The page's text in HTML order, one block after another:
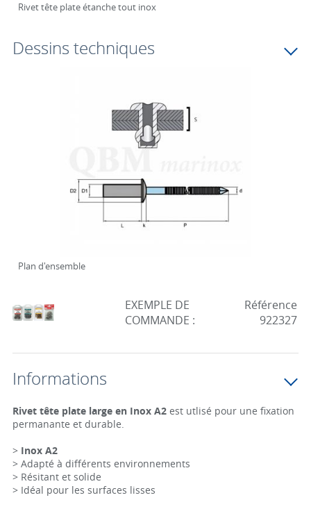
Rivet tête plate étanche tout inox
Dessins techniques
Plan d'ensemble
EXEMPLE DE
COMMANDE :
Référence
922327
Informations
Rivet tête plate large en Inox A2est utlisé pour une fixation
permanante et durable.
> Inox A2
> Adapté à différents environnements
> Résitant et solide
> Idéal pour les surfaces lisses